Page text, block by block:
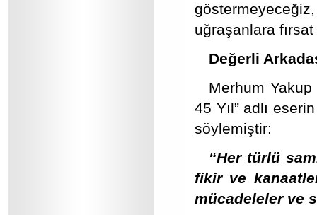
uğraşanlara
Değerli
Merhum Yakup
45 Yıl” adlı
söylemiştir:
“Her türlü
fikir ve
mücadeleler ve